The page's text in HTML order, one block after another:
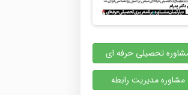
تحصیلی حرفه ای
مدیریت رابطه